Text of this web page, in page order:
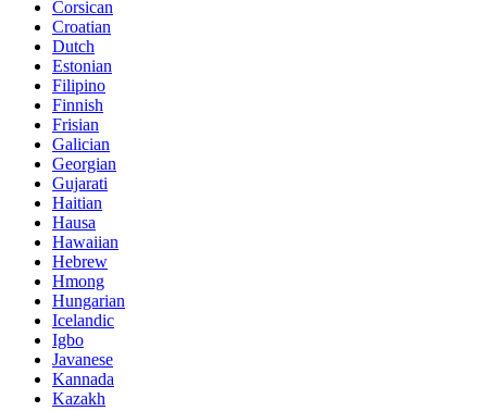
Corsican
Croatian
Dutch
Estonian
Filipino
Finnish
Frisian
Galician
Georgian
Gujarati
Haitian
Hausa
Hawaiian
Hebrew
Hmong
Hungarian
Icelandic
Igbo
Javanese
Kannada
Kazakh